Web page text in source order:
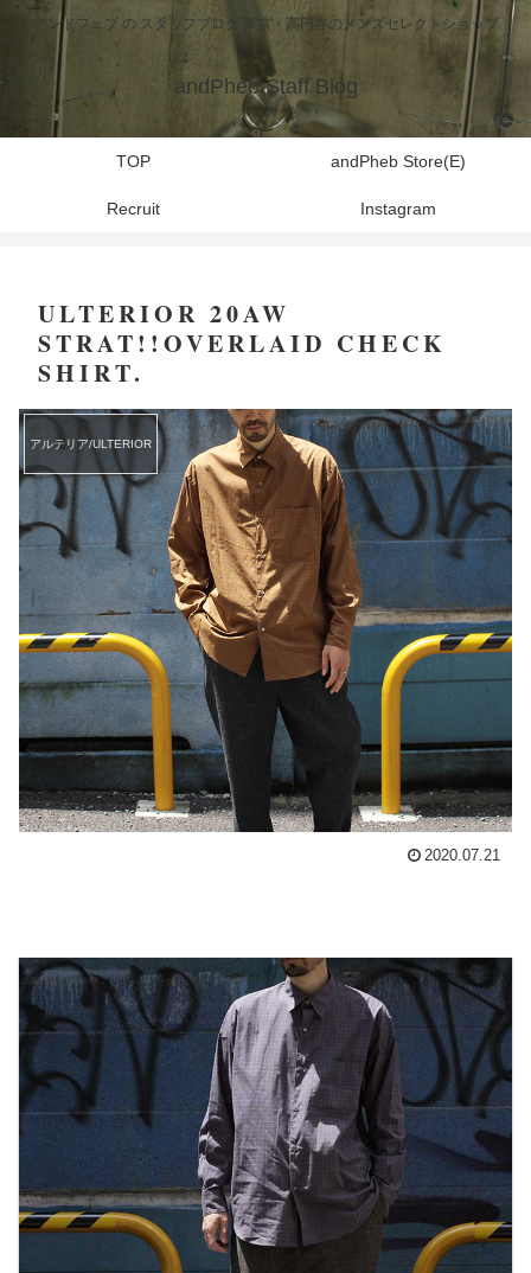
アンドフェブ の スタッフブログ 東京・高円寺のメンズセレクトショップ
andPheb Staff Blog
TOP andPheb Store(E)
Recruit Instagram
ULTERIOR 20AW
STRAT!!OVERLAID CHECK
SHIRT.
アルテリア/ULTERIOR
2020.07.21